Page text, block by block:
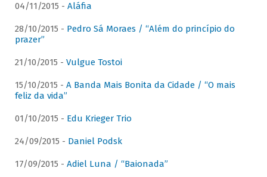
04/11/2015 - Aláfia
28/10/2015 - Pedro Sá Moraes / “Além do princípio do
prazer”
21/10/2015 - Vulgue Tostoi
15/10/2015 - A Banda Mais Bonita da Cidade / “O mais
feliz da vida”
01/10/2015 - Edu Krieger Trio
24/09/2015 - Daniel Podsk
17/09/2015 - Adiel Luna / “Baionada”